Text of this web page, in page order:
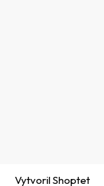
Vytvoril Shoptet